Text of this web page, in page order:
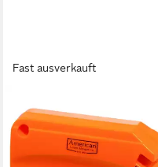
Fast ausverkauft
COMPANY
Rasenmähermesser SK 2
Messerschärfer für
Rasenmäherklingen